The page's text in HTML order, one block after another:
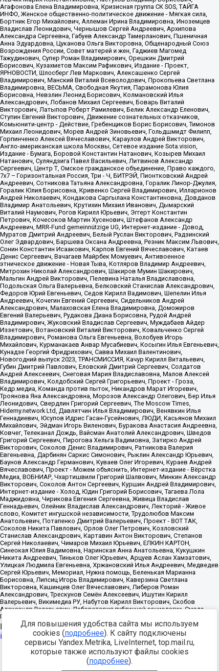
Источник:https://minjust.gov.ru/uploaded/files/reestr-
inostrannyih-agentov-22-03-2024.pdfданные на22.03.2024
Разработка -
Для повышения удобства сайта мы используем
cookies (подробнее). К сайту подключены
сервисы Yandex.Metrika, LiveInternet, top.mail.ru,
которые также используют файлы cookies
(подробнее).